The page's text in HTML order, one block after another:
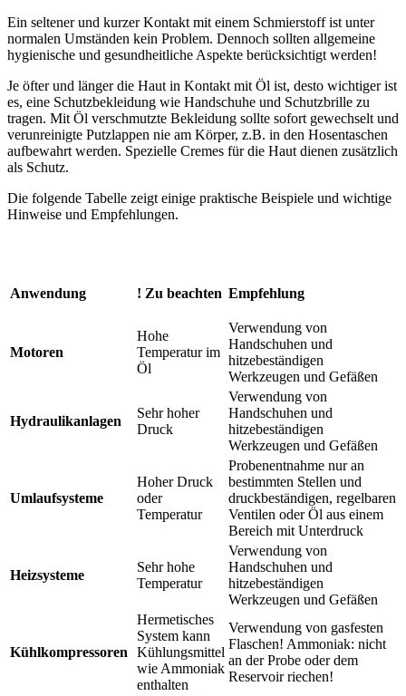
Ein seltener und kurzer Kontakt mit einem Schmierstoff ist unter
normalen Umständen kein Problem. Dennoch sollten allgemeine
hygienische und gesundheitliche Aspekte berücksichtigt werden!
Je öfter und länger die Haut in Kontakt mit Öl ist, desto wichtiger ist
es, eine Schutzbekleidung wie Handschuhe und Schutzbrille zu
tragen. Mit Öl verschmutzte Bekleidung sollte sofort gewechselt und
verunreinigte Putzlappen nie am Körper, z.B. in den Hosentaschen
aufbewahrt werden. Spezielle Cremes für die Haut dienen zusätzlich
als Schutz.
Die folgende Tabelle zeigt einige praktische Bei­spiele und wichtige
Hinweise und Empfehlungen.
Anwendung ! Zu beachten Empfehlung
Motoren
Hohe
Temperatur im
Öl
Verwendung von
Handschuhen und
hitzebeständigen
Werkzeugen und Gefäßen
Hydraulikanlagen
Sehr hoher
Druck
Verwendung von
Handschuhen und
hitzebeständigen
Werkzeugen und Gefäßen
Umlauf­systeme
Hoher Druck
oder
Temperatur
Probenentnahme nur an
bestimmten Stellen und
druckbeständigen, regelbaren
Ventilen oder Öl aus einem
Bereich mit Unterdruck
Heizsysteme
Sehr hohe
Temperatur
Verwendung von
Handschuhen und
hitzebeständigen
Werkzeugen und Gefäßen
Kühl­kompressoren
Hermetisches
System kann
Kühlungsmittel
wie Ammoniak
enthalten
Verwendung von gasfesten
Flaschen! Ammoniak: nicht
an der Probe oder dem
Reservoir riechen!